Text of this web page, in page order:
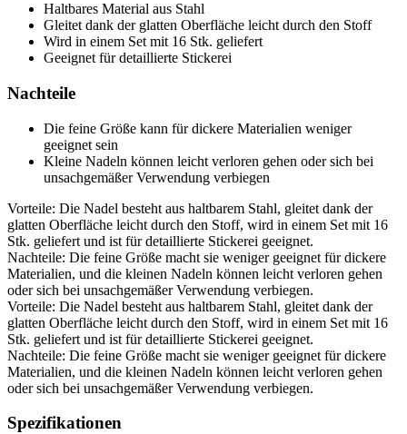
Haltbares Material aus Stahl
Gleitet dank der glatten Oberfläche leicht durch den Stoff
Wird in einem Set mit 16 Stk. geliefert
Geeignet für detaillierte Stickerei
Nachteile
Die feine Größe kann für dickere Materialien weniger
geeignet sein
Kleine Nadeln können leicht verloren gehen oder sich bei
unsachgemäßer Verwendung verbiegen
Vorteile: Die Nadel besteht aus haltbarem Stahl, gleitet dank der
glatten Oberfläche leicht durch den Stoff, wird in einem Set mit 16
Stk. geliefert und ist für detaillierte Stickerei geeignet.
Nachteile: Die feine Größe macht sie weniger geeignet für dickere
Materialien, und die kleinen Nadeln können leicht verloren gehen
oder sich bei unsachgemäßer Verwendung verbiegen.
Vorteile: Die Nadel besteht aus haltbarem Stahl, gleitet dank der
glatten Oberfläche leicht durch den Stoff, wird in einem Set mit 16
Stk. geliefert und ist für detaillierte Stickerei geeignet.
Nachteile: Die feine Größe macht sie weniger geeignet für dickere
Materialien, und die kleinen Nadeln können leicht verloren gehen
oder sich bei unsachgemäßer Verwendung verbiegen.
Spezifikationen